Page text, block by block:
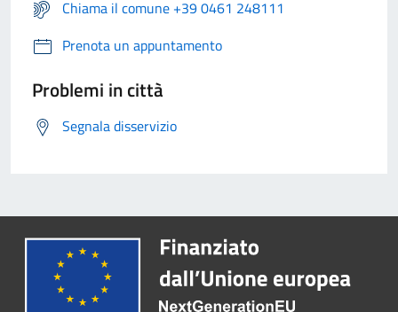
Chiama il comune +39 0461 248111
Prenota un appuntamento
Problemi in città
Segnala disservizio